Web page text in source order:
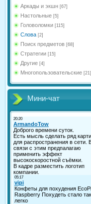
Аркады и экшн [67]
Настольные [5]
Головоломки [115]
Слова [2]
Поиск предметов [68]
Стратегии [15]
Другие [4]
Многопользовательские [21]
Мини-чат